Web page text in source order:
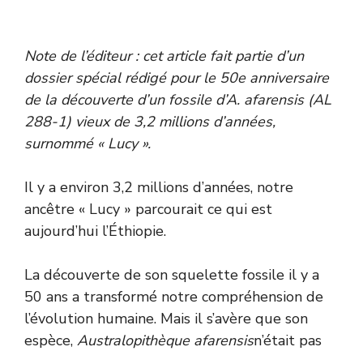
Note de l’éditeur : cet article fait partie d’un
dossier spécial rédigé pour le 50e anniversaire
de la découverte d’un fossile d’A. afarensis (AL
288-1) vieux de 3,2 millions d’années,
surnommé « Lucy ».
Il y a environ 3,2 millions d’années, notre
ancêtre « Lucy » parcourait ce qui est
aujourd’hui l’Éthiopie.
La découverte de son squelette fossile il y a
50 ans a transformé notre compréhension de
l’évolution humaine. Mais il s’avère que son
espèce, Australopithèque afarensisn’était pas